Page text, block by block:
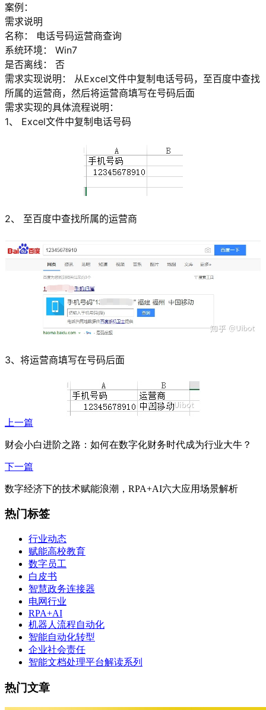
案例：
需求说明
名称： 电话号码运营商查询
系统环境： Win7
是否离线： 否
需求实现说明： 从Excel文件中复制电话号码，至百度中查找
所属的运营商，然后将运营商填写在号码后面
需求实现的具体流程说明：
1、 Excel文件中复制电话号码
2、 至百度中查找所属的运营商
3、将运营商填写在号码后面
上一篇
财会小白进阶之路：如何在数字化财务时代成为行业大牛？
下一篇
数字经济下的技术赋能浪潮，RPA+AI六大应用场景解析
热门标签
行业动态
赋能高校教育
数字员工
白皮书
智慧政务连接器
电网行业
RPA+AI
机器人流程自动化
智能自动化转型
企业社会责任
智能文档处理平台解读系列
热门文章